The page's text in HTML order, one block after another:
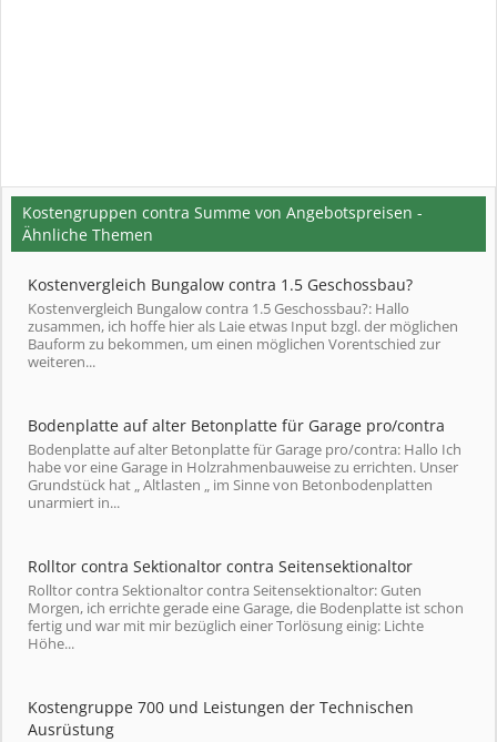
Kostengruppen contra Summe von Angebotspreisen -
Ähnliche Themen
Kostenvergleich Bungalow contra 1.5 Geschossbau?
Kostenvergleich Bungalow contra 1.5 Geschossbau?: Hallo
zusammen, ich hoffe hier als Laie etwas Input bzgl. der möglichen
Bauform zu bekommen, um einen möglichen Vorentschied zur
weiteren...
Bodenplatte auf alter Betonplatte für Garage pro/contra
Bodenplatte auf alter Betonplatte für Garage pro/contra: Hallo Ich
habe vor eine Garage in Holzrahmenbauweise zu errichten. Unser
Grundstück hat „ Altlasten „ im Sinne von Betonbodenplatten
unarmiert in...
Rolltor contra Sektionaltor contra Seitensektionaltor
Rolltor contra Sektionaltor contra Seitensektionaltor: Guten
Morgen, ich errichte gerade eine Garage, die Bodenplatte ist schon
fertig und war mit mir bezüglich einer Torlösung einig: Lichte
Höhe...
Kostengruppe 700 und Leistungen der Technischen
Ausrüstung